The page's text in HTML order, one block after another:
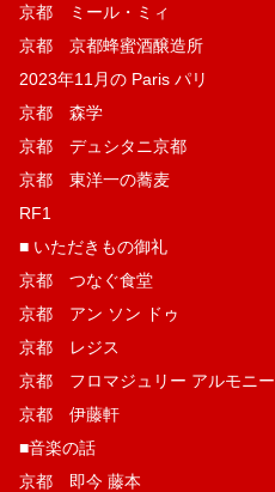
京都 ミール・ミィ
京都 京都蜂蜜酒醸造所
2023年11月の Paris パリ
京都 森学
京都 デュシタニ京都
京都 東洋一の蕎麦
RF1
■ いただきもの御礼
京都 つなぐ食堂
京都 アン ソン ドゥ
京都 レジス
京都 フロマジュリー アルモニー
京都 伊藤軒
■音楽の話
京都 即今 藤本